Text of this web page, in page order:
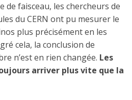
de faisceau, les chercheurs de
du CERN ont pu mesurer le
plus précisément en les
cela, la conclusion de
n’est en rien changée. Les
arriver plus vite que la